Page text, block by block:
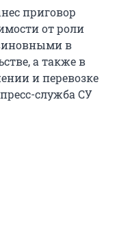
приговор
от роли
в
а также в
и перевозке
служба СУ